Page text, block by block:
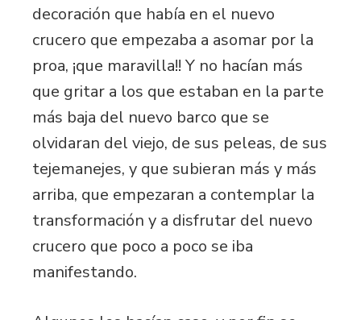
decoración que había en el nuevo
crucero que empezaba a asomar por la
proa, ¡que maravilla!! Y no hacían más
que gritar a los que estaban en la parte
más baja del nuevo barco que se
olvidaran del viejo, de sus peleas, de sus
tejemanejes, y que subieran más y más
arriba, que empezaran a contemplar la
transformación y a disfrutar del nuevo
crucero que poco a poco se iba
manifestando.